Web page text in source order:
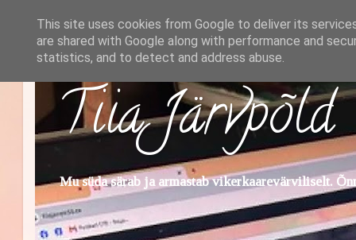
Tiia Järvpõld
Mu süda särab ja armastab vikerkaarevärviliselt.
This site uses cookies from Google to deliver its
are shared with Google along with performance and
statistics, and to detect and address abuse.